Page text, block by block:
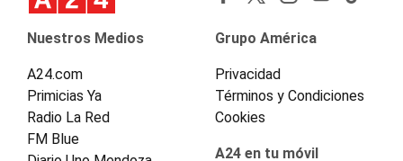
Nuestros Medios
A24.com
Primicias Ya
Radio La Red
FM Blue
Grupo América
Privacidad
Términos y Condiciones
Cookies
A24 en tu móvil